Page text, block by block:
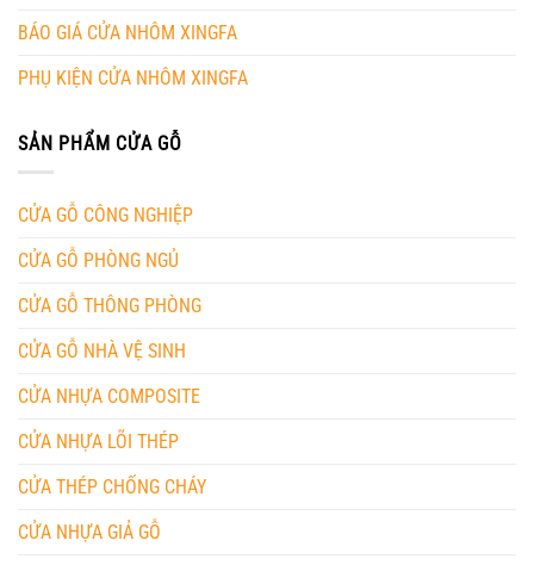
BÁO GIÁ CỬA NHÔM XINGFA
PHỤ KIỆN CỬA NHÔM XINGFA
SẢN PHẨM CỬA GỖ
CỬA GỖ CÔNG NGHIỆP
CỬA GỖ PHÒNG NGỦ
CỬA GỖ THÔNG PHÒNG
CỬA GỖ NHÀ VỆ SINH
CỬA NHỰA COMPOSITE
CỬA NHỰA LÕI THÉP
CỬA THÉP CHỐNG CHÁY
CỬA NHỰA GIẢ GỖ